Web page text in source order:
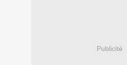
Publicité